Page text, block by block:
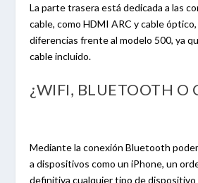
La parte trasera está dedicada a las
cable, como HDMI ARC y cable
diferencias frente al modelo 500, ya
cable incluido.
¿WIFI, BLUETOOTH O
Mediante la conexión Bluetooth
a dispositivos como un iPhone, un
definitiva cualquier tipo de